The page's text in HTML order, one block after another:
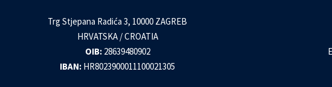
Trg Stjepana Radića 3, 10000 ZAGREB
HRVATSKA / CROATIA
OIB:28639480902
IBAN: HR8023900011100021305